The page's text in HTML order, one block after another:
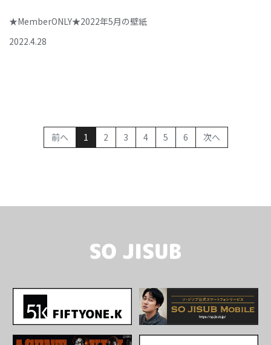
★MemberONLY★2022年5月の壁紙
2022.4.28
前へ 1 (current)
2 3 4 5 6 次へ